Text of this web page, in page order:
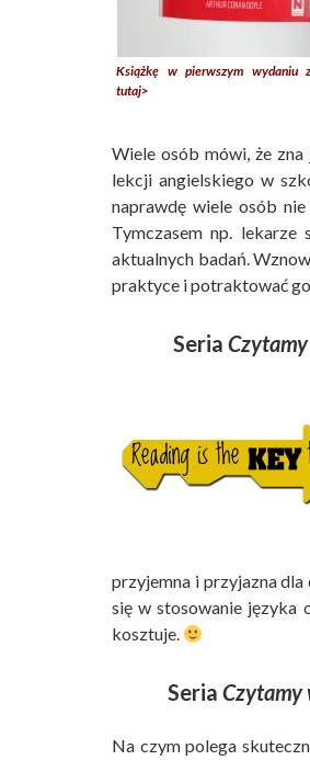
Książkę w pierwszym wydaniu
tutaj>
Wiele osób mówi, że zna
lekcji angielskiego w
naprawdę wiele osób
Tymczasem np.
aktualnych badań.
praktyce i potraktować
Seria
przyjemna i przyjazna
się w stosowanie języka
kosztuje.
Seria Czytamy
Na czym polega